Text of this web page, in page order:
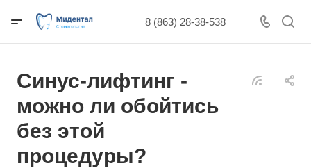
8 (863) 28-38-538
Синус-лифтинг -
можно ли обойтись
без этой
процедуры?